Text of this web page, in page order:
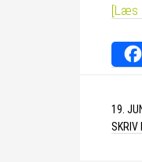
[Læs
19.
SKRIV